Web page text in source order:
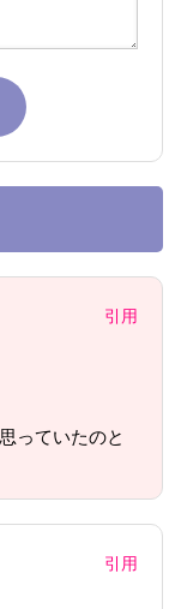
引用
っていたのと
引用